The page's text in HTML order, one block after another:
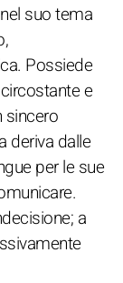
suo tema
Possiede
e
sincero
deriva dalle
per le sue
a